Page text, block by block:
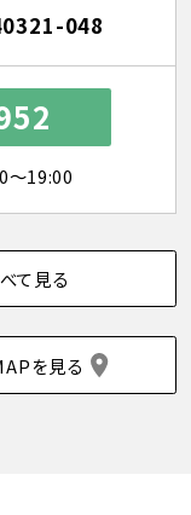
048
～19:00
て見る
を見る